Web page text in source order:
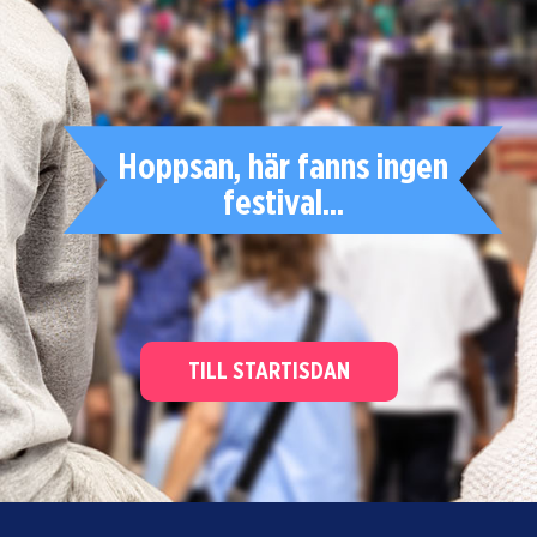
Hoppsan, här fanns ingen
festival...
TILL STARTISDAN